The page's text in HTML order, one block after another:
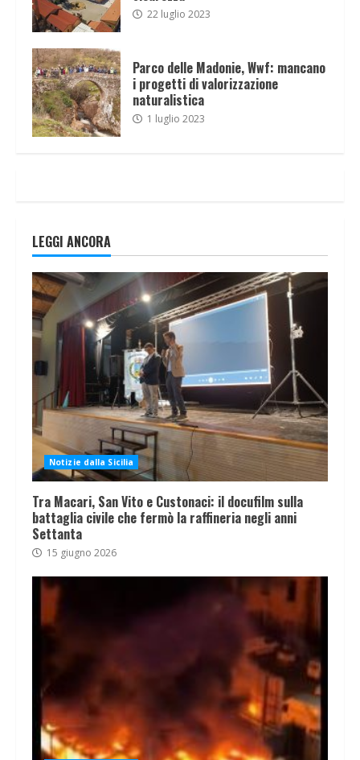
22 luglio 2023
Parco delle Madonie, Wwf: mancano
i progetti di valorizzazione
naturalistica
1 luglio 2023
LEGGI ANCORA
Notizie dalla Sicilia
Tra Macari, San Vito e Custonaci: il docufilm sulla
battaglia civile che fermò la raffineria negli anni
Settanta
15 giugno 2026